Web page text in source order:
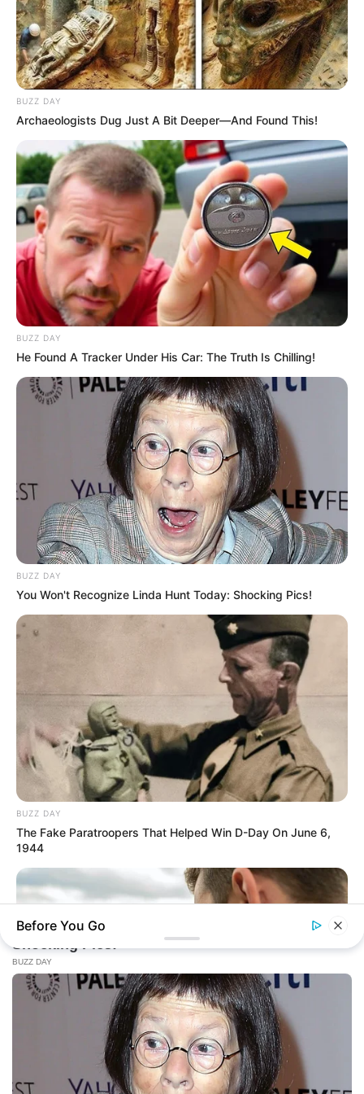
BUZZ DAY
Archaeologists Dug Just A Bit Deeper—And Found This!
BUZZ DAY
He Found A Tracker Under His Car: The Truth Is Chilling!
BUZZ DAY
You Won't Recognize Linda Hunt Today: Shocking Pics!
BUZZ DAY
The Fake Paratroopers That Helped Win D-Day On June 6,
1944
Why Women Can't Resist Men Who Know This Hidden Secret
Before You Go